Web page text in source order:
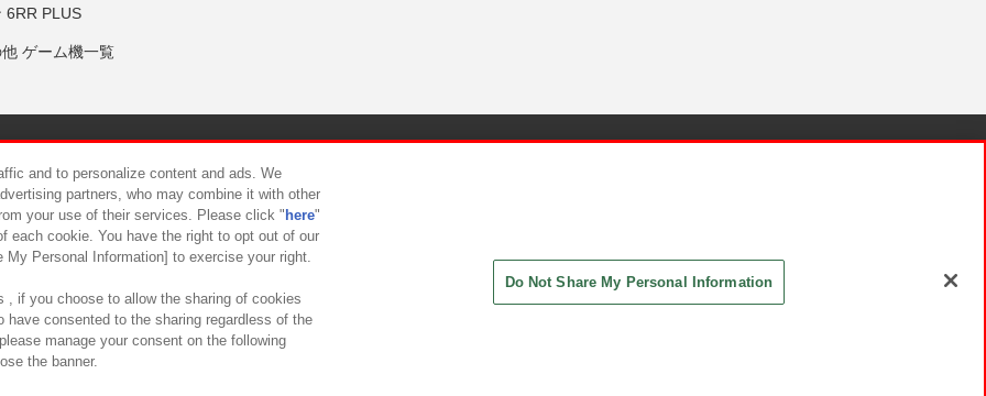
6RR PLUS
ゲーム機一覧
について カスタマーハラスメント対応方針
and to personalize content and ads. We
partners, who may combine it with other
your use of their services. Please click " here"
each cookie. You have the right to opt out of our
Personal Information] to exercise your right.
, if you choose to allow the sharing of cookies
have consented to the sharing regardless of the
manage your consent on the following
the banner.
Do Not Share My Personal Information